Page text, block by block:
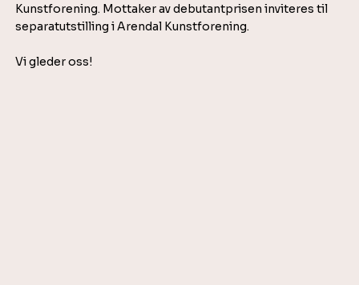
Kunstforening. Mottaker av debutantprisen inviteres til
separatutstilling i Arendal Kunstforening.
Vi gleder oss!